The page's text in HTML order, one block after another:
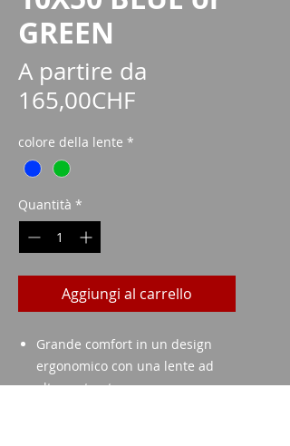
GREEN
A partire da
165,00CHFPrezzo
colore della lente *
Quantità *
Aggiungi al carrello
Grande comfort in un design
ergonomico con una lente ad
alto contrasto.